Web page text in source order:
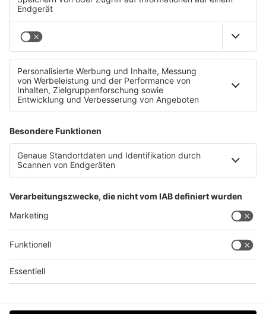
Wie sichtbar ist dein Unternehmen wirklich?
Der Potenzial-Check dauert vier Minuten. Danach
hast du einen Report mit einer Zahl und fünf
Bereichen — und siehst, wo bei euch draußen nichts
ankommt. Kein Verkaufsgespräch.
→teddy.click/podsignal
Wenn du lieber direkt redest: fünfzehn Minuten, kein
Pitch.teddy.click/termin
Daniel Friesenecker baut Unternehmern ihr
eigenes Medium. Podcast, Video, Strategie. Studio:
LinkedIn:
Folge abonnieren:Apple·Spotify·YouTube·alle
Plattformen und RSS
Datenschutz